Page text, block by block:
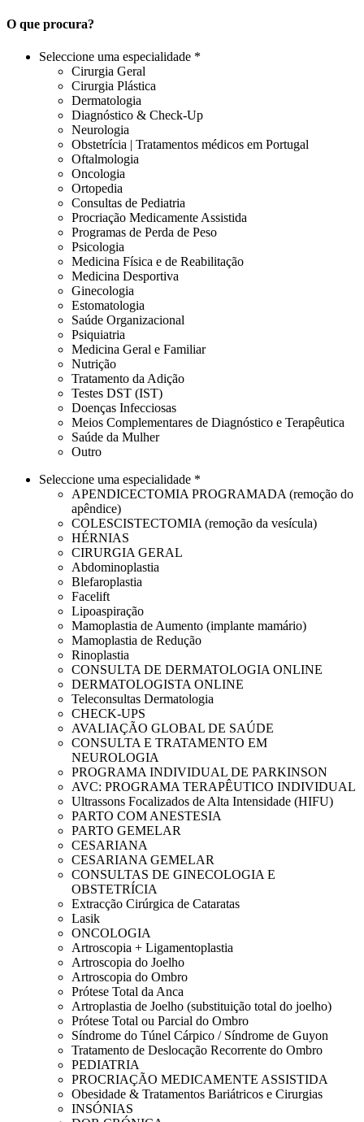
O que procura?
Seleccione uma especialidade *
Cirurgia Geral
Cirurgia Plástica
Dermatologia
Diagnóstico & Check-Up
Neurologia
Obstetrícia | Tratamentos médicos em Portugal
Oftalmologia
Oncologia
Ortopedia
Consultas de Pediatria
Procriação Medicamente Assistida
Programas de Perda de Peso
Psicologia
Medicina Física e de Reabilitação
Medicina Desportiva
Ginecologia
Estomatologia
Saúde Organizacional
Psiquiatria
Medicina Geral e Familiar
Nutrição
Tratamento da Adição
Testes DST (IST)
Doenças Infecciosas
Meios Complementares de Diagnóstico e Terapêutica
Saúde da Mulher
Outro
Seleccione uma especialidade *
APENDICECTOMIA PROGRAMADA (remoção do
apêndice)
COLESCISTECTOMIA (remoção da vesícula)
HÉRNIAS
CIRURGIA GERAL
Abdominoplastia
Blefaroplastia
Facelift
Lipoaspiração
Mamoplastia de Aumento (implante mamário)
Mamoplastia de Redução
Rinoplastia
CONSULTA DE DERMATOLOGIA ONLINE
DERMATOLOGISTA ONLINE
Teleconsultas Dermatologia
CHECK-UPS
AVALIAÇÃO GLOBAL DE SAÚDE
CONSULTA E TRATAMENTO EM
NEUROLOGIA
PROGRAMA INDIVIDUAL DE PARKINSON
AVC: PROGRAMA TERAPÊUTICO INDIVIDUAL
Ultrassons Focalizados de Alta Intensidade (HIFU)
PARTO COM ANESTESIA
PARTO GEMELAR
CESARIANA
CESARIANA GEMELAR
CONSULTAS DE GINECOLOGIA E
OBSTETRÍCIA
Extracção Cirúrgica de Cataratas
Lasik
ONCOLOGIA
Artroscopia + Ligamentoplastia
Artroscopia do Joelho
Artroscopia do Ombro
Prótese Total da Anca
Artroplastia de Joelho (substituição total do joelho)
Prótese Total ou Parcial do Ombro
Síndrome do Túnel Cárpico / Síndrome de Guyon
Tratamento de Deslocação Recorrente do Ombro
PEDIATRIA
PROCRIAÇÃO MEDICAMENTE ASSISTIDA
Obesidade & Tratamentos Bariátricos e Cirurgias
INSÓNIAS